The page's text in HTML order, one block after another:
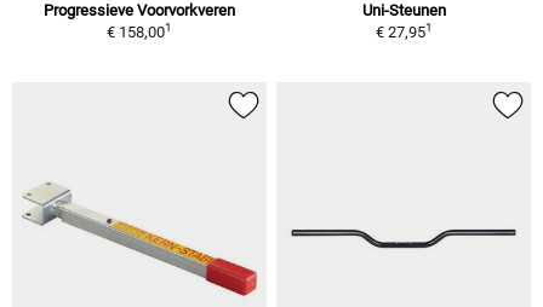
Progressieve Voorvorkveren
€ 158,001
Uni-Steunen
€ 27,951